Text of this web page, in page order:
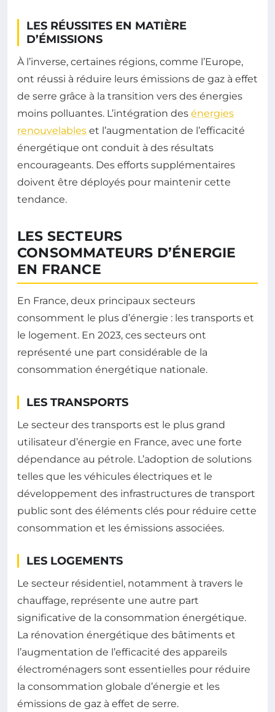
LES RÉUSSITES EN MATIÈRE
D’ÉMISSIONS
À l’inverse, certaines régions, comme l’Europe,
ont réussi à réduire leurs émissions de gaz à effet
de serre grâce à la transition vers des énergies
moins polluantes. L’intégration des énergies
renouvelables et l’augmentation de l’efficacité
énergétique ont conduit à des résultats
encourageants. Des efforts supplémentaires
doivent être déployés pour maintenir cette
tendance.
LES SECTEURS
CONSOMMATEURS D’ÉNERGIE
EN FRANCE
En France, deux principaux secteurs
consomment le plus d’énergie : les transports et
le logement. En 2023, ces secteurs ont
représenté une part considérable de la
consommation énergétique nationale.
LES TRANSPORTS
Le secteur des transports est le plus grand
utilisateur d’énergie en France, avec une forte
dépendance au pétrole. L’adoption de solutions
telles que les véhicules électriques et le
développement des infrastructures de transport
public sont des éléments clés pour réduire cette
consommation et les émissions associées.
LES LOGEMENTS
Le secteur résidentiel, notamment à travers le
chauffage, représente une autre part
significative de la consommation énergétique.
La rénovation énergétique des bâtiments et
l’augmentation de l’efficacité des appareils
électroménagers sont essentielles pour réduire
la consommation globale d’énergie et les
émissions de gaz à effet de serre.